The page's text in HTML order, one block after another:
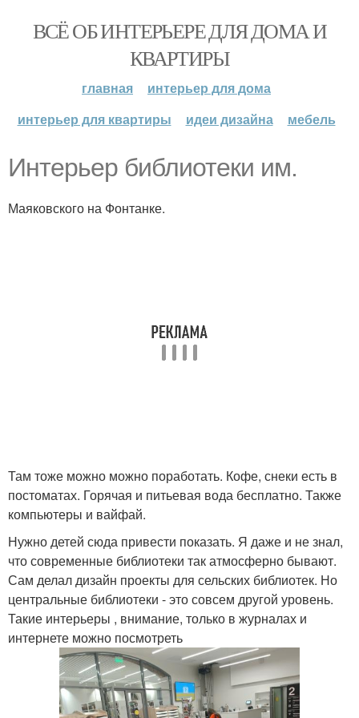
ВСЁ ОБ ИНТЕРЬЕРЕ ДЛЯ ДОМА И
КВАРТИРЫ
главная
интерьер для дома
интерьер для квартиры
идеи дизайна мебель
Интерьер библиотеки им.
Маяковского на Фонтанке.
Там тоже можно можно поработать. Кофе, снеки есть в
постоматах. Горячая и питьевая вода бесплатно. Также
компьютеры и вайфай.
Нужно детей сюда привести показать. Я даже и не знал,
что современные библиотеки так атмосферно бывают.
Сам делал дизайн проекты для сельских библиотек. Но
центральные библиотеки - это совсем другой уровень.
Такие интерьеры , внимание, только в журналах и
интернете можно посмотреть